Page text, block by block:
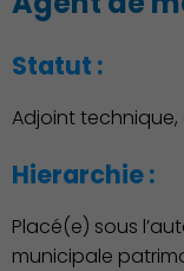
Statut :
Adjoint
Hierarchie :
Placé(e) sous
municipale